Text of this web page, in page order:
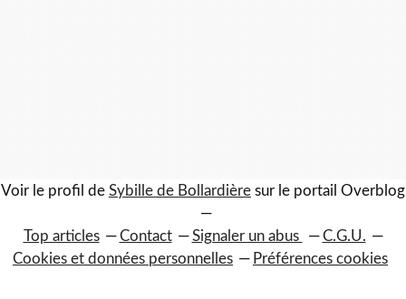
Voir le profil de Sybille de Bollardière sur le portail Overblog
Top articles Contact Signaler un abus
C.G.U.
Cookies et données personnelles
Préférences cookies